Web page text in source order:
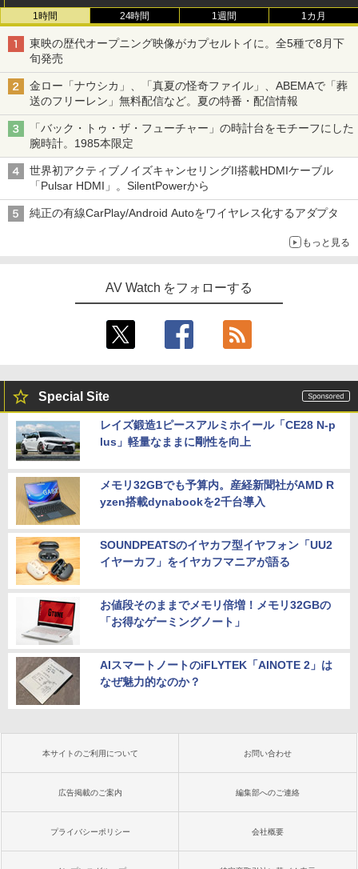
1時間 24時間 1週間 1カ月
東映の歴代オープニング映像がカプセルトイに。全5種で8月下
旬発売
金ロー「ナウシカ」、「真夏の怪奇ファイル」、ABEMAで「葬
送のフリーレン」無料配信など。夏の特番・配信情報
「バック・トゥ・ザ・フューチャー」の時計台をモチーフにした
腕時計。1985本限定
世界初アクティブノイズキャンセリングII搭載HDMIケーブル
「Pulsar HDMI」。SilentPowerから
純正の有線CarPlay/Android Autoをワイヤレス化するアダプタ
もっと見る
AV Watch をフォローする
Special Site
レイズ鍛造1ピースアルミホイール「CE28 N-p
lus」軽量なままに剛性を向上
メモリ32GBでも予算内。産経新聞社がAMD R
yzen搭載dynabookを2千台導入
SOUNDPEATSのイヤカフ型イヤフォン「UU2
イヤーカフ」をイヤカフマニアが語る
お値段そのままでメモリ倍増！メモリ32GBの
「お得なゲーミングノート」
AIスマートノートのiFLYTEK「AINOTE 2」は
なぜ魅力的なのか？
本サイトのご利用について お問い合わせ
広告掲載のご案内 編集部へのご連絡
プライバシーポリシー 会社概要